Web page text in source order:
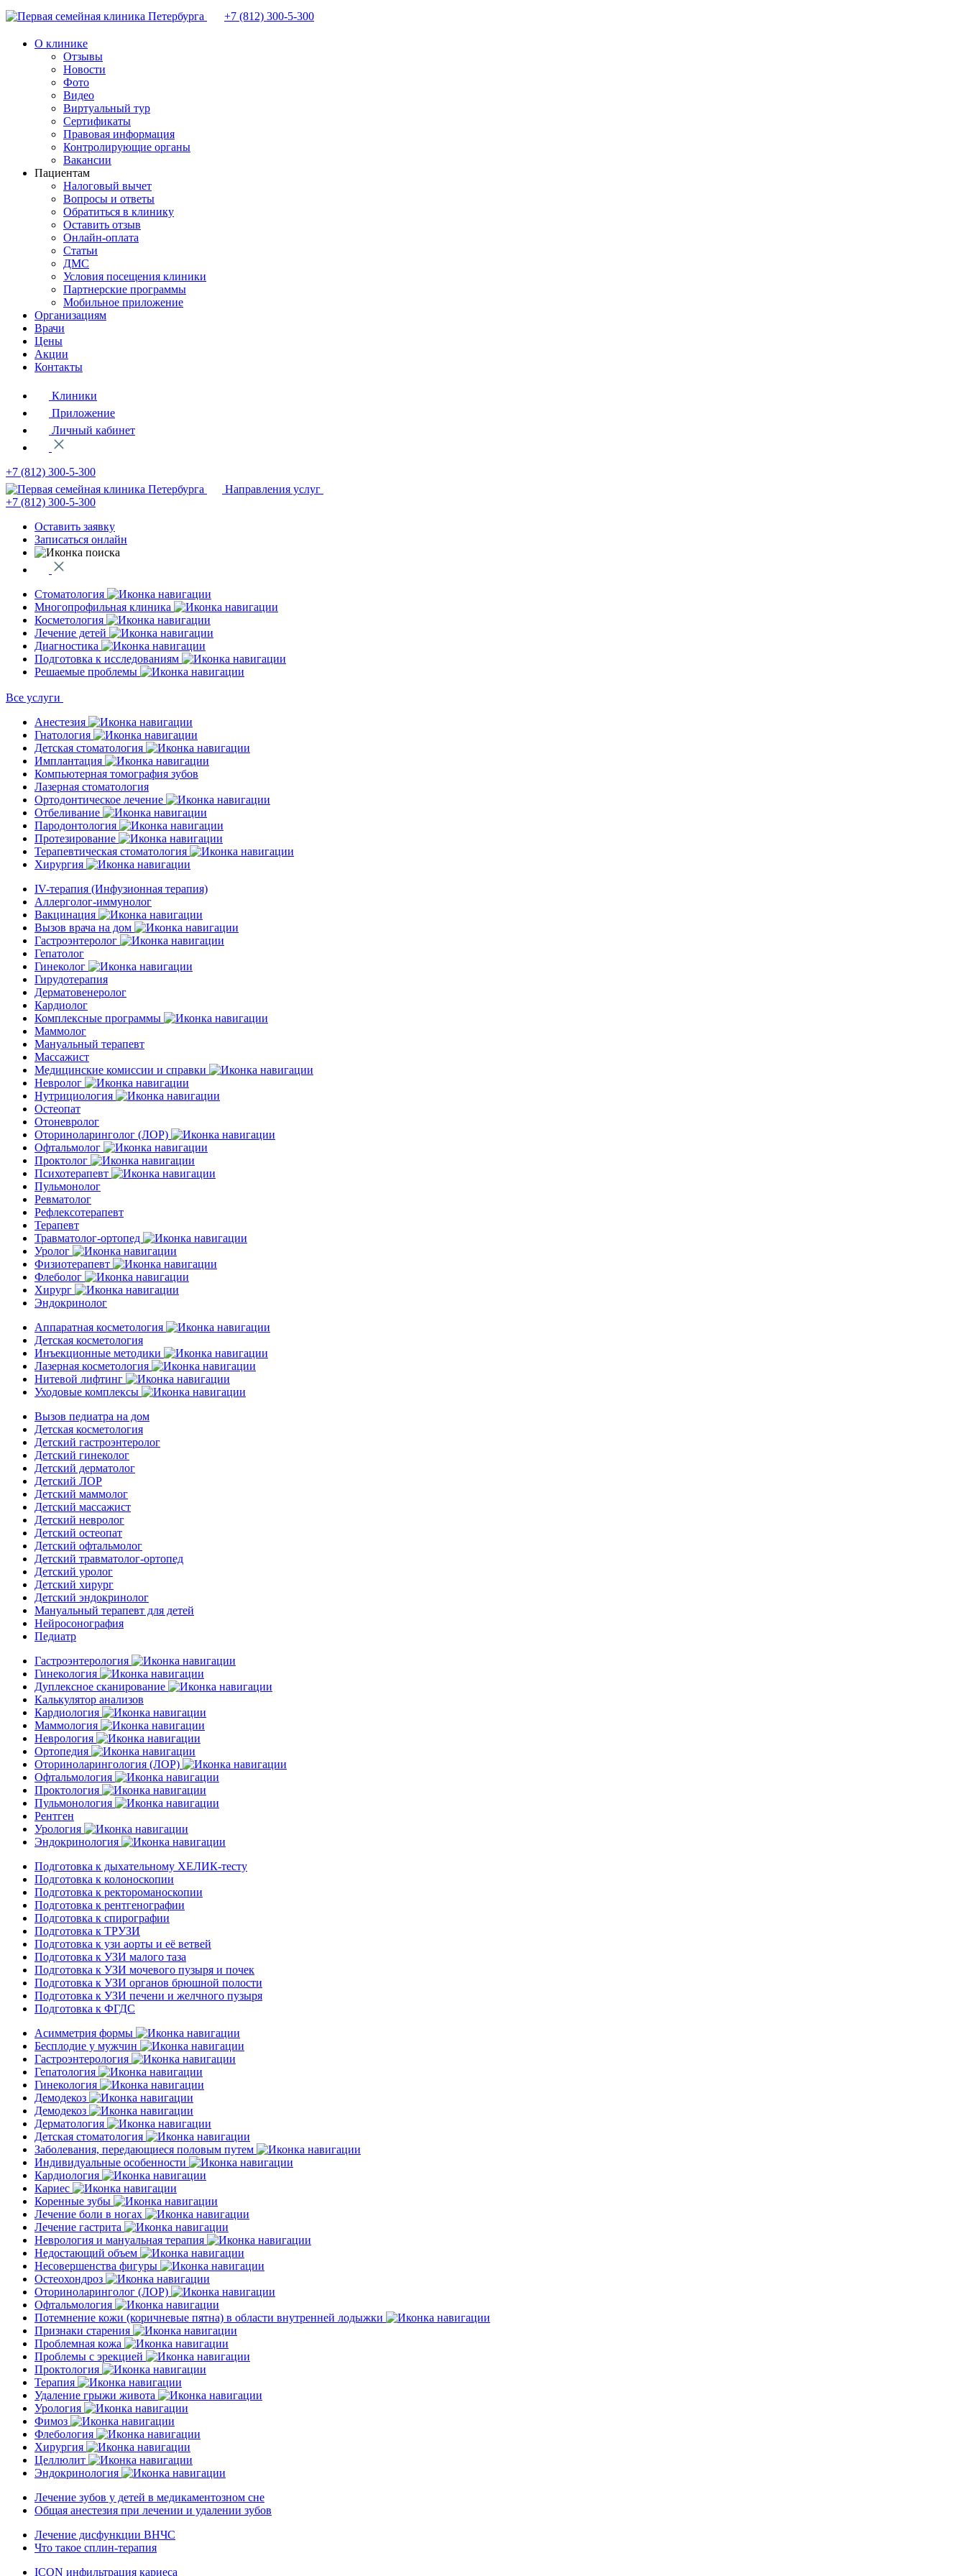
+7 (812) 300-5-300
О клинике
Отзывы
Новости
Фото
Видео
Виртуальный тур
Сертификаты
Правовая информация
Контролирующие органы
Вакансии
Пациентам
Налоговый вычет
Вопросы и ответы
Обратиться в клинику
Оставить отзыв
Онлайн-оплата
Статьи
ДМС
Условия посещения клиники
Партнерские программы
Мобильное приложение
Организациям
Врачи
Цены
Акции
Контакты
Клиники
Приложение
Личный кабинет
+7 (812) 300-5-300
Направления услуг
+7 (812) 300-5-300
Оставить заявку
Записаться онлайн
Стоматология
Многопрофильная клиника
Косметология
Лечение детей
Диагностика
Подготовка к исследованиям
Решаемые проблемы
Все услуги
Анестезия
Гнатология
Детская стоматология
Имплантация
Компьютерная томография зубов
Лазерная стоматология
Ортодонтическое лечение
Отбеливание
Пародонтология
Протезирование
Терапевтическая стоматология
Хирургия
IV-терапия (Инфузионная терапия)
Аллерголог-иммунолог
Вакцинация
Вызов врача на дом
Гастроэнтеролог
Гепатолог
Гинеколог
Гирудотерапия
Дерматовенеролог
Кардиолог
Комплексные программы
Маммолог
Мануальный терапевт
Массажист
Медицинские комиссии и справки
Невролог
Нутрициология
Остеопат
Отоневролог
Оториноларинголог (ЛОР)
Офтальмолог
Проктолог
Психотерапевт
Пульмонолог
Ревматолог
Рефлексотерапевт
Терапевт
Травматолог-ортопед
Уролог
Физиотерапевт
Флеболог
Хирург
Эндокринолог
Аппаратная косметология
Детская косметология
Инъекционные методики
Лазерная косметология
Нитевой лифтинг
Уходовые комплексы
Вызов педиатра на дом
Детская косметология
Детский гастроэнтеролог
Детский гинеколог
Детский дерматолог
Детский ЛОР
Детский маммолог
Детский массажист
Детский невролог
Детский остеопат
Детский офтальмолог
Детский травматолог-ортопед
Детский уролог
Детский хирург
Детский эндокринолог
Мануальный терапевт для детей
Нейросонография
Педиатр
Гастроэнтерология
Гинекология
Дуплексное сканирование
Калькулятор анализов
Кардиология
Маммология
Неврология
Ортопедия
Оториноларингология (ЛОР)
Офтальмология
Проктология
Пульмонология
Рентген
Урология
Эндокринология
Подготовка к дыхательному ХЕЛИК-тесту
Подготовка к колоноскопии
Подготовка к ректороманоскопии
Подготовка к рентгенографии
Подготовка к спирографии
Подготовка к ТРУЗИ
Подготовка к узи аорты и её ветвей
Подготовка к УЗИ малого таза
Подготовка к УЗИ мочевого пузыря и почек
Подготовка к УЗИ органов брюшной полости
Подготовка к УЗИ печени и желчного пузыря
Подготовка к ФГДС
Асимметрия формы
Бесплодие у мужчин
Гастроэнтерология
Гепатология
Гинекология
Демодекоз
Демодекоз
Дерматология
Детская стоматология
Заболевания, передающиеся половым путем
Индивидуальные особенности
Кардиология
Кариес
Коренные зубы
Лечение боли в ногах
Лечение гастрита
Неврология и мануальная терапия
Недостающий объем
Несовершенства фигуры
Остеохондроз
Оториноларинголог (ЛОР)
Офтальмология
Потемнение кожи (коричневые пятна) в области внутренней лодыжки
Признаки старения
Проблемная кожа
Проблемы с эрекцией
Проктология
Терапия
Удаление грыжи живота
Урология
Фимоз
Флебология
Хирургия
Целлюлит
Эндокринология
Лечение зубов у детей в медикаментозном сне
Общая анестезия при лечении и удалении зубов
Лечение дисфункции ВНЧС
Что такое сплин-терапия
ICON инфильтрация кариеса